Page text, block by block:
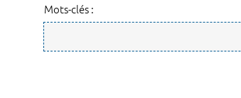
Mots-clés :